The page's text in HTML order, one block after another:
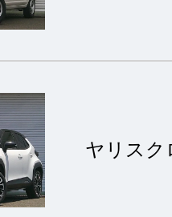
ヤリス